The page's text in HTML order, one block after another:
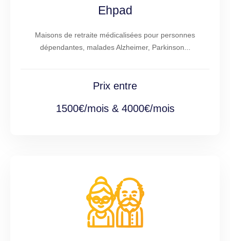
Ehpad
Maisons de retraite médicalisées pour personnes
dépendantes, malades Alzheimer, Parkinson...
Prix entre
1500€/mois & 4000€/mois